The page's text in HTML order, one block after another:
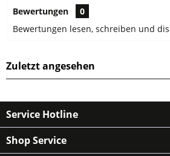
Bewertungen
0
Bewertungen lesen, schreiben und
Zuletzt angesehen
Service Hotline
Shop Service